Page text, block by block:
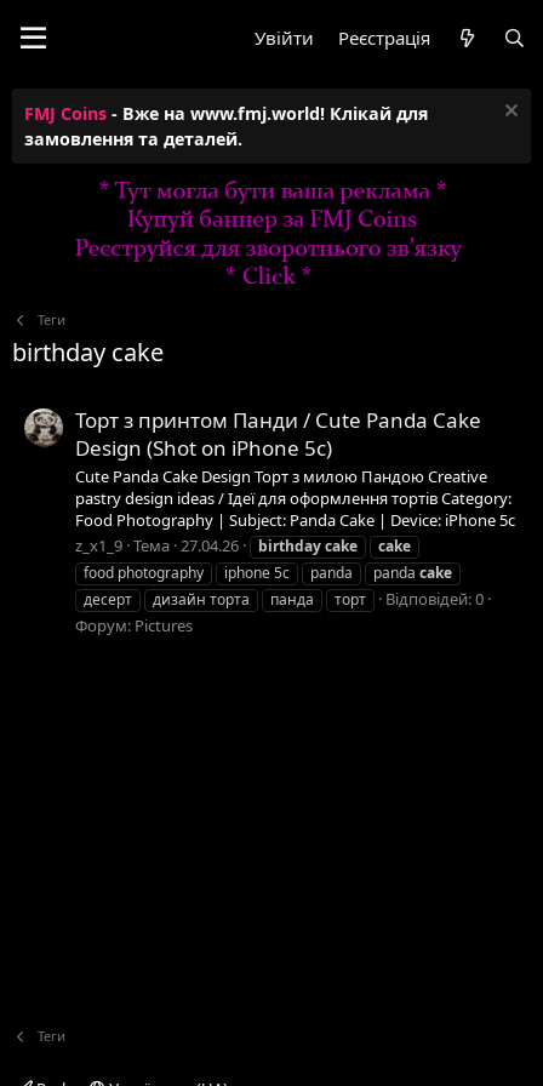
Увійти Реєстрація
FMJ Coins - Вже на www.fmj.world! Клікай для
замовлення та деталей.
Теги
birthday cake
Торт з принтом Панди / Cute Panda Cake
Design (Shot on iPhone 5c)
Cute Panda Cake Design Торт з милою Пандою Creative
pastry design ideas / Ідеї для оформлення тортів Category:
Food Photography | Subject: Panda Cake | Device: iPhone 5c
z_x1_9 Тема 27.04.26 birthdaycake
cake
food photography
iphone 5c panda panda cake
десерт
дизайн торта панда торт
Відповідей: 0
Форум: Pictures
Теги